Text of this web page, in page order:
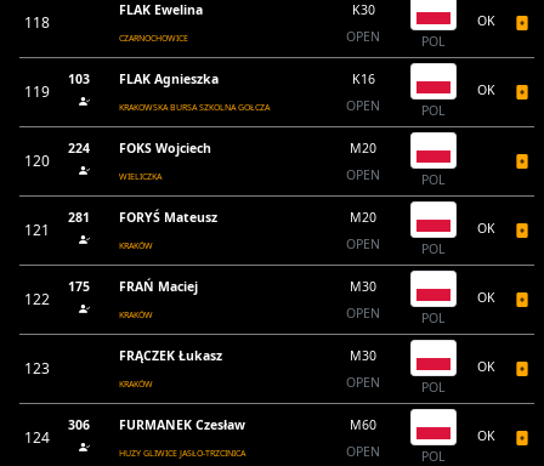
118
FLAK Ewelina
CZARNOCHOWICE
K30
OPEN
POL
OK
119
103 FLAK Agnieszka
KRAKOWSKA BURSA SZKOLNA GOŁCZA
K16
OPEN
POL
OK
120
224 FOKS Wojciech
WIELICZKA
M20
OPEN
POL
121
281 FORYŚ Mateusz
KRAKÓW
M20
OPEN
POL
OK
122
175 FRAŃ Maciej
KRAKÓW
M30
OPEN
POL
OK
123
FRĄCZEK Łukasz
KRAKÓW
M30
OPEN
POL
OK
124
306 FURMANEK Czesław
HUZY GLIWICE JASŁO-TRZCINICA
M60
OPEN
POL
OK